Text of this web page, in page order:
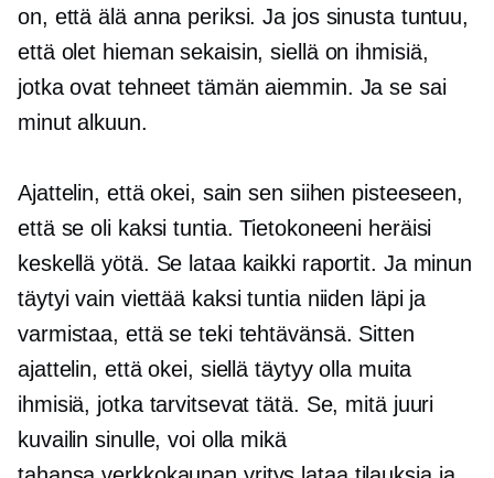
on, että älä anna periksi. Ja jos sinusta tuntuu,
että olet hieman sekaisin, siellä on ihmisiä,
jotka ovat tehneet tämän aiemmin. Ja se sai
minut alkuun.
Ajattelin, että okei, sain sen siihen pisteeseen,
että se oli kaksi tuntia. Tietokoneeni heräisi
keskellä yötä. Se lataa kaikki raportit. Ja minun
täytyi vain viettää kaksi tuntia niiden läpi ja
varmistaa, että se teki tehtävänsä. Sitten
ajattelin, että okei, siellä täytyy olla muita
ihmisiä, jotka tarvitsevat tätä. Se, mitä juuri
kuvailin sinulle, voi olla mikä